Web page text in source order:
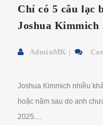
Chỉ có 5 câu lạc
Joshua Kimmich
AdminMK
Joshua Kimmich nhiều
hoặc năm sau do anh
2025....